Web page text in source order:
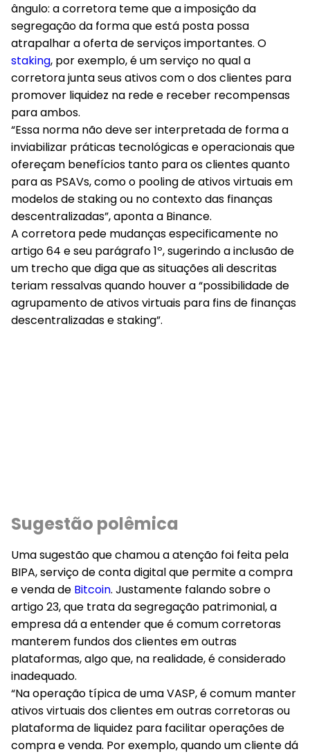
ângulo: a corretora teme que a imposição da
segregação da forma que está posta possa
atrapalhar a oferta de serviços importantes. O
staking, por exemplo, é um serviço no qual a
corretora junta seus ativos com o dos clientes para
promover liquidez na rede e receber recompensas
para ambos.
“Essa norma não deve ser interpretada de forma a
inviabilizar práticas tecnológicas e operacionais que
ofereçam benefícios tanto para os clientes quanto
para as PSAVs, como o pooling de ativos virtuais em
modelos de staking ou no contexto das finanças
descentralizadas”, aponta a Binance.
A corretora pede mudanças especificamente no
artigo 64 e seu parágrafo 1º, sugerindo a inclusão de
um trecho que diga que as situações ali descritas
teriam ressalvas quando houver a “possibilidade de
agrupamento de ativos virtuais para fins de finanças
descentralizadas e staking”.
Sugestão polêmica
Uma sugestão que chamou a atenção foi feita pela
BIPA, serviço de conta digital que permite a compra
e venda de Bitcoin. Justamente falando sobre o
artigo 23, que trata da segregação patrimonial, a
empresa dá a entender que é comum corretoras
manterem fundos dos clientes em outras
plataformas, algo que, na realidade, é considerado
inadequado.
“Na operação típica de uma VASP, é comum manter
ativos virtuais dos clientes em outras corretoras ou
plataforma de liquidez para facilitar operações de
compra e venda. Por exemplo, quando um cliente dá